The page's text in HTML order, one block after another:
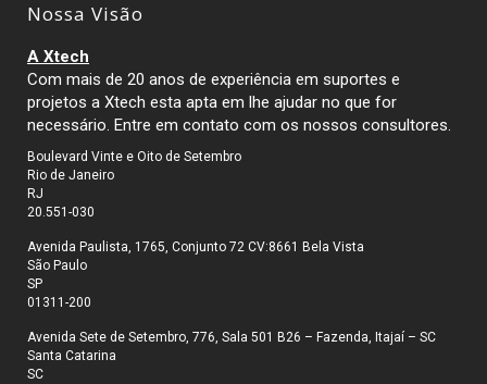
Nossa Visão
A Xtech
Com mais de 20 anos de experiência em suportes e
projetos a Xtech esta apta em lhe ajudar no que for
necessário. Entre em contato com os nossos consultores.
Boulevard Vinte e Oito de Setembro
Rio de Janeiro
RJ
20.551-030
Avenida Paulista, 1765, Conjunto 72 CV:8661 Bela Vista
São Paulo
SP
01311-200
Avenida Sete de Setembro, 776, Sala 501 B26 – Fazenda, Itajaí – SC
Santa Catarina
SC